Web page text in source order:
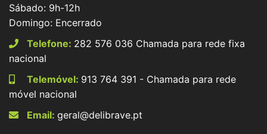
Sábado: 9h-12h
Domingo: Encerrado
Telefone: 282 576 036 Chamada para rede fixa
nacional
Telemóvel: 913 764 391 - Chamada para rede
móvel nacional
Email: geral@delibrave.pt